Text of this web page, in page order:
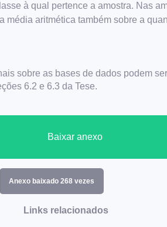
à qual pertence a amostra. Nas
média aritmética também sobre a
sobre as bases de dados podem ser
6.2 e 6.3 da Tese.
Baixar anexo
Anexo baixado 268 vezes
Links relacionados